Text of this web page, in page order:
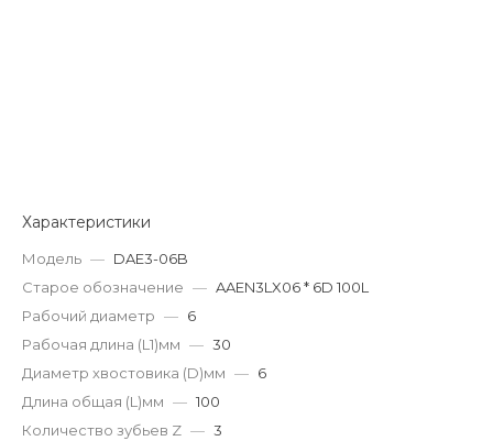
Характеристики
Модель — DAE3-06B
Старое обозначение — AAEN3LX06 * 6D 100L
Рабочий диаметр — 6
Рабочая длина (L1)мм — 30
Диаметр хвостовика (D)мм — 6
Длина общая (L)мм — 100
Количество зубьев Z — 3